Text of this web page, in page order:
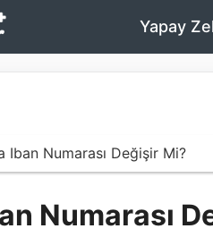
Yapay
Iban Numarası Değişir Mi?
Numarası